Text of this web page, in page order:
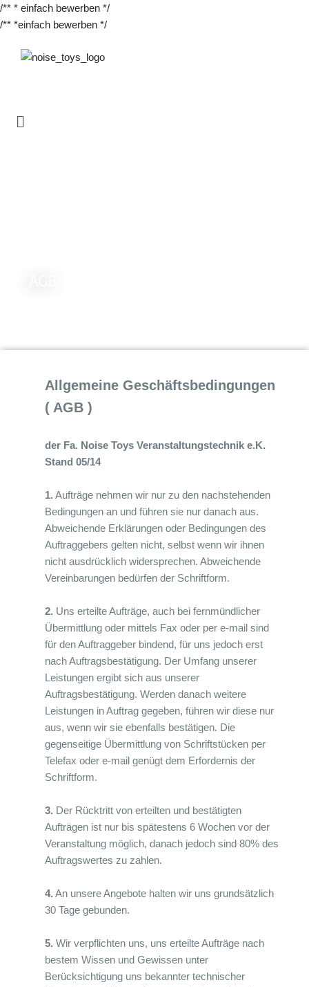
/** * einfach bewerben */
/** *einfach bewerben */
Zum
Allgemeine Geschäftsbedingungen
( AGB )
der Fa. Noise Toys Veranstaltungstechnik e.K.
Stand 05/14
1. Aufträge nehmen wir nur zu den nachstehenden
Bedingungen an und führen sie nur danach aus.
Abweichende Erklärungen oder Bedingungen des
Auftraggebers gelten nicht, selbst wenn wir ihnen
nicht ausdrücklich widersprechen. Abweichende
Vereinbarungen bedürfen der Schriftform.
2. Uns erteilte Aufträge, auch bei fernmündlicher
Übermittlung oder mittels Fax oder per e-mail sind
für den Auftraggeber bindend, für uns jedoch erst
nach Auftragsbestätigung. Der Umfang unserer
Leistungen ergibt sich aus unserer
Auftragsbestätigung. Werden danach weitere
Leistungen in Auftrag gegeben, führen wir diese nur
aus, wenn wir sie ebenfalls bestätigen. Die
gegenseitige Übermittlung von Schriftstücken per
Telefax oder e-mail genügt dem Erfordernis der
Schriftform.
3. Der Rücktritt von erteilten und bestätigten
Aufträgen ist nur bis spätestens 6 Wochen vor der
Veranstaltung möglich, danach jedoch sind 80% des
Auftragswertes zu zahlen.
4. An unsere Angebote halten wir uns grundsätzlich
30 Tage gebunden.
5. Wir verpflichten uns, uns erteilte Aufträge nach
bestem Wissen und Gewissen unter
Berücksichtigung uns bekannter technischer